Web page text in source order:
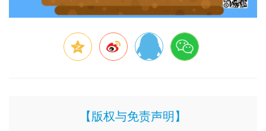
【版权与免责声明】